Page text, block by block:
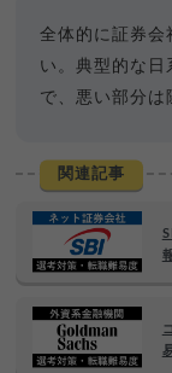
全体的に証券会
い。典型的な日
で、悪い部分は
関連記事